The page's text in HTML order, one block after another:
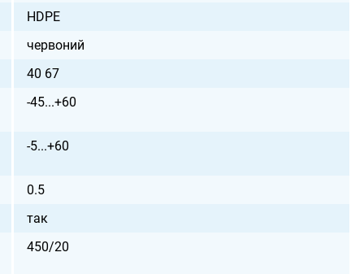
HDPE
червоний
40 67
-45...+60
-5...+60
0.5
так
450/20